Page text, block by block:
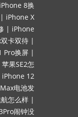
iPhone 8换
| iPhone X
| iPhone
卡双待 |
Pro换屏 |
苹果SE2怎
iPhone 12
电池发
怎么样 |
闹钟没